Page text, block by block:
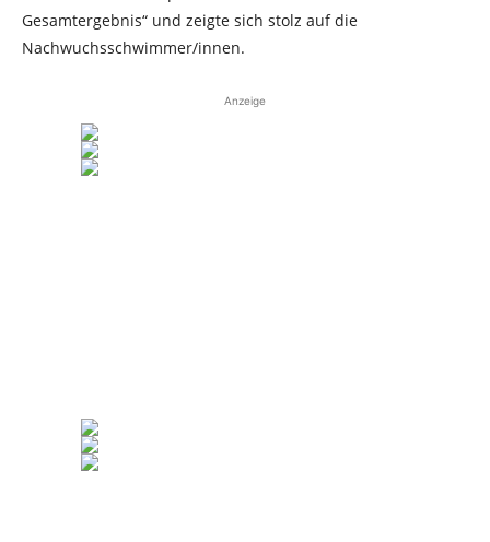
Gesamtergebnis“ und zeigte sich stolz auf die
Nachwuchsschwimmer/innen.
Anzeige